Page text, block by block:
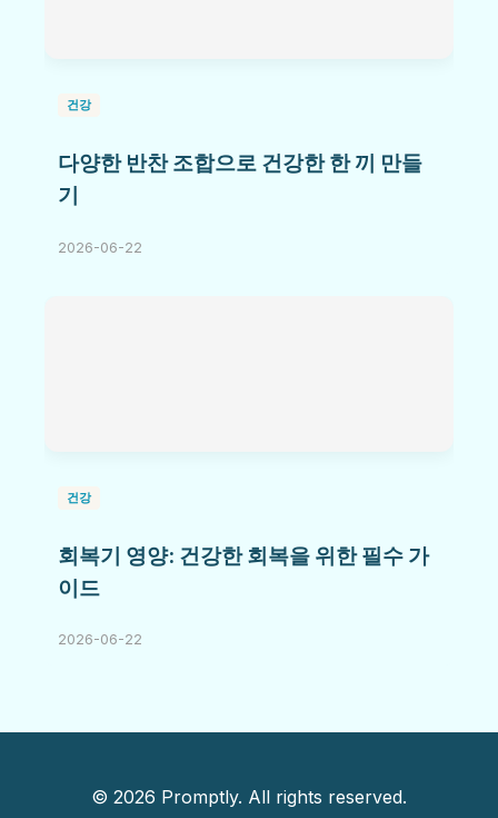
건강
다양한 반찬 조합으로 건강한 한 끼 만들
기
2026-06-22
건강
회복기 영양: 건강한 회복을 위한 필수 가
이드
2026-06-22
© 2026 Promptly. All rights reserved.